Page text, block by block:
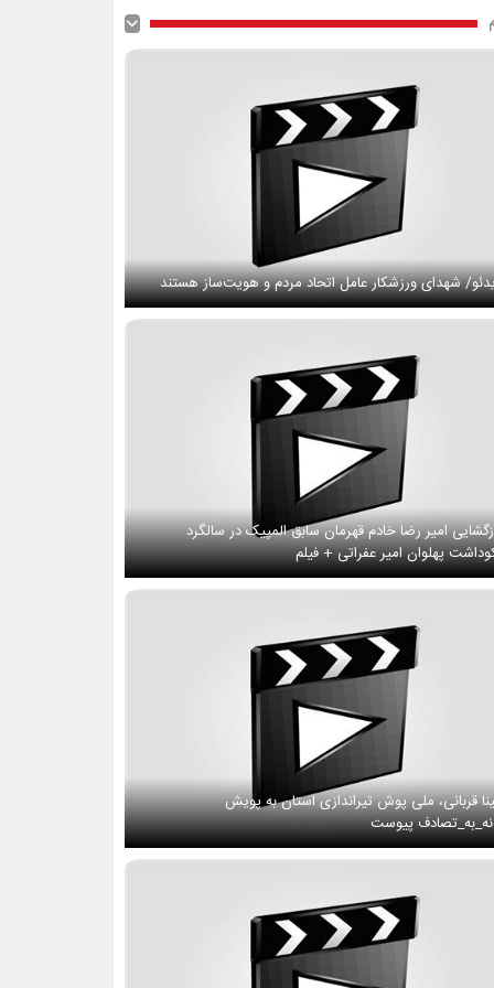
شهدای ورزشکار عامل اتحاد مردم و هویت‌ساز هستند
امیر رضا خادم قهرمان سابق المپیک در سالگرد
پهلوان امیر عفراتی + فیلم
قربانی، ملی پوش تیراندازی استان به پویش
پیوست